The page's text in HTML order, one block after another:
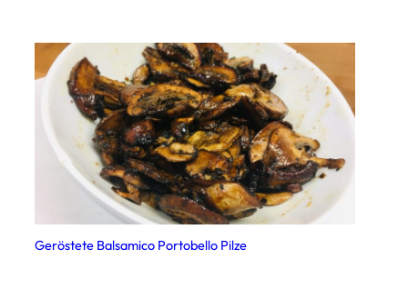
Geröstete Balsamico Portobello Pilze